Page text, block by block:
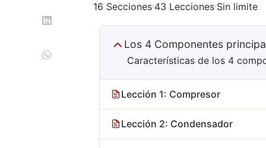
16 Secciones 43 Lecciones Sin limite
Los 4 Componentes
Características de los 4
Lección 1: Compresor
Lección 2: Condensador